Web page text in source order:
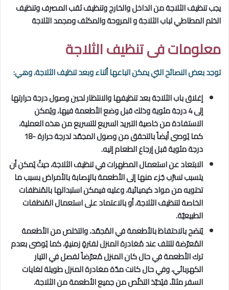
يجب تنظيف الثلاجة من الداخل والخارج وتنظيف ثقب المصرف وتنظيف
الختم المطاطي لباب الثلاجة و المروحة والمكثف ومجمد الثلاجة
معلومات فى تنظيف الثلاجة
توجد بعض النصائح التي يمكن اتباعها أثناء وبعد تنظيف الثلاجة، وهي:
إغلاق باب الثلاجة بعد تنظيفها والانتظار لحين وصول درجة حرارتها
إلى 4 درجة مئوية وذلك قبل وضع الأطعمة فيها، ويُمكن
الاستفادة من خاصية التبريد السريع للتسريع من هذه العملية،
كما يُوصى أيضاً بالتحقق من وصول المجمّد لدرجة حرارة -18
درجة مئوية قبل إرجاع الطعام إليه.
الابتعاد عن استعمال المطهرات في تنظيف الثلاجة، حيثُ يُمكن أن
يتسبب تسرّب جُزء منها إلى الأطعمة بالإصابة بالأمراض بسبب ما
تحتويه من مواد كيميائية، وعليه فيمكن استبدالها بالمُنظفات
الخاصة لتنظيف الثلاجة، أو بالاعتماد على استعمال المُنظفات
الطبيعيّة.
يُنصَح بالاحتفاظ بالأطعمة في المُجمّد، والتخلص من الأطعمة
المُعرّضة للتلف عند مُغادرة المنزل لفترةٍ زمنيةٍ، كما يُوصَى بعدم
ترك الأطعمة في حال كان المنزل مُعرّضاً لفصل في التيار
الكهربائي، وفي حال كانت مدّة مغادرة المنزل طويلة لغايات
السفر مثلاً، فيُحبّذ التخلّص من جميع الأطعمة من الثلاجة،